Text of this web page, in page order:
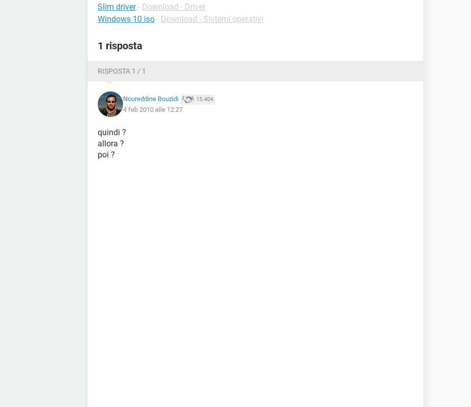
Slim driver - Download - Driver
Windows 10 iso - Download - Sistemi operativi
1 risposta
RISPOSTA 1 / 1
Noureddine Bouzidi 15.404
4 feb 2010 alle 12:27
quindi ?
allora ?
poi ?